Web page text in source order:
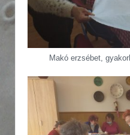
Makó erzsébet,